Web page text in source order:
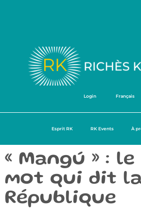
Login Français
Esprit RK RK Events À
« Mangú » :
mot qui dit
République